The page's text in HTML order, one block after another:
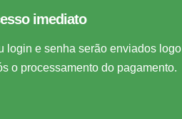
imediato
login e senha serão enviados logo
o processamento do pagamento.